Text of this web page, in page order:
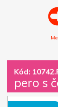
Kód:
pero s